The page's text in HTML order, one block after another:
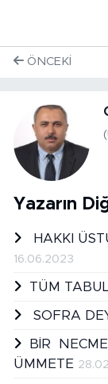
ÖNCEKI
Yazarın
HAKKI
16.06.2023
TÜM
SOFRA
BİR
ÜMMETE